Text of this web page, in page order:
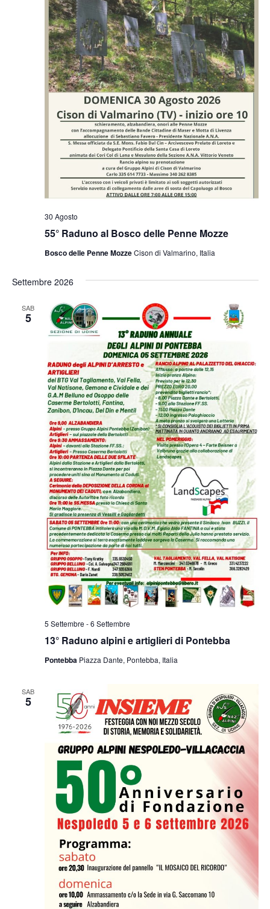
55° Raduno al Bosco delle Penne Mozze
30 Agosto
Bosco delle Penne MozzeCison di Valmarino, Italia
Settembre 2026
SAB
5
13° Raduno alpini e artiglieri di Pontebba
5 Settembre -6 Settembre
Pontebba Piazza Dante, Pontebba, Italia
SAB
5